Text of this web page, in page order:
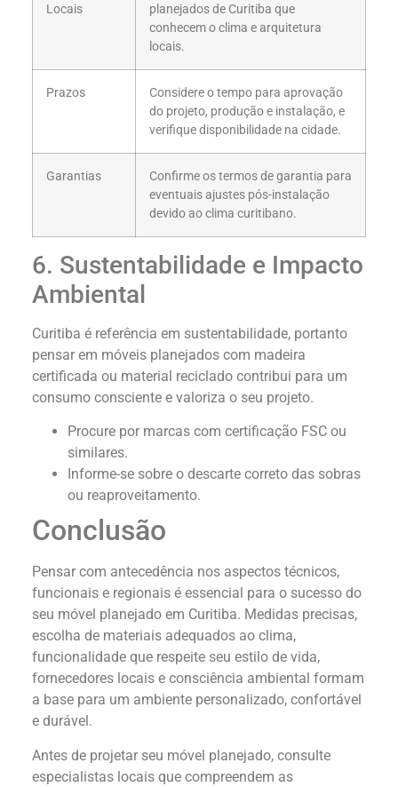
Locais
planejados de Curitiba que
conhecem o clima e arquitetura
locais.
Prazos
Considere o tempo para aprovação
do projeto, produção e instalação, e
verifique disponibilidade na cidade.
Garantias
Confirme os termos de garantia para
eventuais ajustes pós-instalação
devido ao clima curitibano.
6. Sustentabilidade e Impacto
Ambiental
Curitiba é referência em sustentabilidade, portanto
pensar em móveis planejados com madeira
certificada ou material reciclado contribui para um
consumo consciente e valoriza o seu projeto.
Procure por marcas com certificação FSC ou
similares.
Informe-se sobre o descarte correto das sobras
ou reaproveitamento.
Conclusão
Pensar com antecedência nos aspectos técnicos,
funcionais e regionais é essencial para o sucesso do
seu móvel planejado em Curitiba. Medidas precisas,
escolha de materiais adequados ao clima,
funcionalidade que respeite seu estilo de vida,
fornecedores locais e consciência ambiental formam
a base para um ambiente personalizado, confortável
e durável.
Antes de projetar seu móvel planejado, consulte
especialistas locais que compreendem as